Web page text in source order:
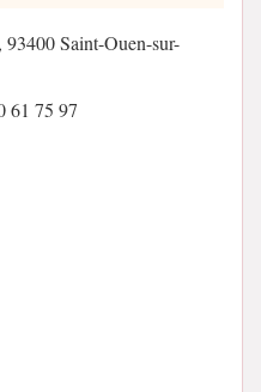
93400 Saint-Ouen-sur-
61 75 97